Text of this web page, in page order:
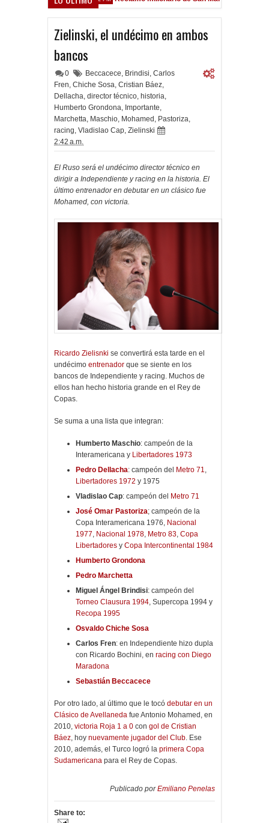
Zielinski, el undécimo en ambos
bancos
0 Beccacece, Brindisi, Carlos
Fren, Chiche Sosa, Cristian Báez,
Dellacha, director técnico, historia,
Humberto Grondona, Importante,
Marchetta, Maschio, Mohamed , Pastoriza,
racing, Vladislao Cap, Zielinski
2:42 a.m.
El Ruso será el undécimo director técnico en
dirigir a Independiente y racing en la historia. El
último entrenador en debutar en un clásico fue
Mohamed, con victoria.
Ricardo Zielisnki se convertirá esta tarde en el
undécimo entrenador que se siente en los
bancos de Independiente y racing. Muchos de
ellos han hecho historia grande en el Rey de
Copas.
Se suma a una lista que integran:
Humberto Maschio: campeón de la
Interamericana y Libertadores 1973
Pedro Dellacha: campeón del Metro 71
Libertadores 1972 y 1975
Vladislao Cap: campeón del Metro 71
José Omar Pastoriza; campeón de la
Copa Interamericana 1976, Nacional
1977 Nacional 1978 Metro 83 Copa
Libertadores y Copa Intercontinental 1984
Humberto Grondona
Pedro Marchetta
Miguel Ángel Brindisi: campeón del
Torneo Clausura 1994 , Supercopa 1994 y
Recopa 1995
Osvaldo Chiche Sosa
Carlos Fren: en Independiente hizo dupla
con Ricardo Bochini, en racing con Diego
Maradona
Sebastián Beccacece
Por otro lado, al último que le tocó debutar en un
Clásico de Avellaneda fue Antonio Mohamed, en
2010, victoria Roja 1 a 0 con gol de Cristian
Báez , hoy nuevamente jugador del Club . Ese
2010, además, el Turco logró la primera Copa
Sudamericana para el Rey de Copas.
Publicado porEmiliano Penelas
Share to: